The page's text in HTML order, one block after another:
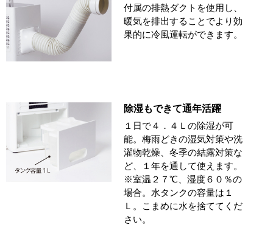
付属の排熱ダクトを使用し、
暖気を排出することでより効
果的に冷風運転ができます。
除湿もできて通年活躍
１日で４．４Ｌの除湿が可
能。梅雨どきの湿気対策や洗
濯物乾燥、冬季の結露対策な
ど、１年を通して使えます。
※室温２７℃、湿度６０％の
場合。水タンクの容量は１
Ｌ。こまめに水を捨ててくだ
さい。